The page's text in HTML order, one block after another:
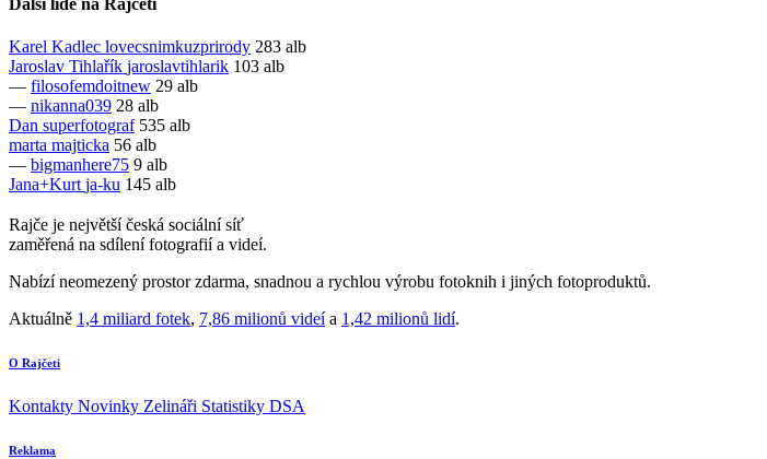
Další lidé na Rajčeti
Karel Kadlec lovecsnimkuzprirody 283 alb
Jaroslav Tihlařík jaroslavtihlarik 103 alb
— filosofemdoitnew 29 alb
— nikanna039 28 alb
Dan superfotograf 535 alb
marta majticka 56 alb
— bigmanhere75 9 alb
Jana+Kurt ja-ku 145 alb
Rajče je největší česká sociální síť
zaměřená na sdílení fotografií a videí.
Nabízí neomezený prostor zdarma, snadnou a rychlou výrobu fotoknih i jiných fotoproduktů.
Aktuálně 1,4 miliard fotek, 7,86 milionů videía 1,42 milionů lidí.
O Rajčeti
Kontakty Novinky Zelináři Statistiky DSA
Reklama